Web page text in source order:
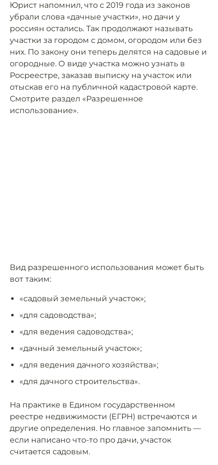
Юрист напомнил, что с 2019 года из законов
убрали слова «дачные участки», но дачи у
россиян остались. Так продолжают называть
участки за городом с домом, огородом или без
них. По закону они теперь делятся на садовые и
огородные. О виде участка можно узнать в
Росреестре, заказав выписку на участок или
отыскав его на публичной кадастровой карте.
Смотрите раздел «Разрешенное
использование».
Вид разрешенного использования может быть
вот таким:
«садовый земельный участок»;
«для садоводства»;
«для ведения садоводства»;
«дачный земельный участок»;
«для ведения дачного хозяйства»;
«для дачного строительства».
На практике в Едином государственном
реестре недвижимости (ЕГРН) встречаются и
другие определения. Но главное запомнить —
если написано что-то про дачи, участок
считается садовым.